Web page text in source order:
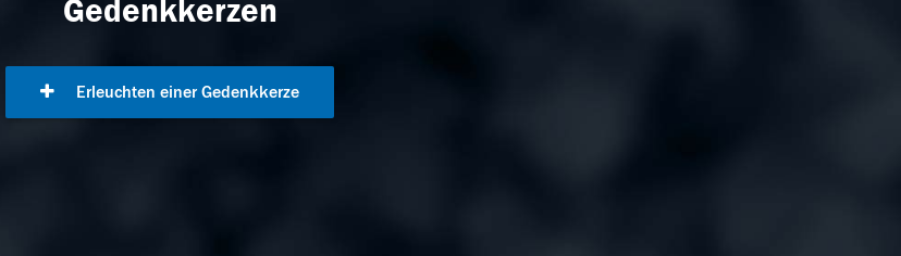
Gedenkkerzen
Erleuchten einer Gedenkkerze